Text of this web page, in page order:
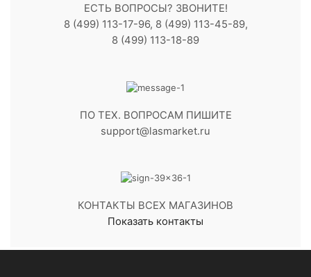
ЕСТЬ ВОПРОСЫ? ЗВОНИТЕ!
8 (499) 113-17-96, 8 (499) 113-45-89,
8 (499) 113-18-89
ПО ТЕХ. ВОПРОСАМ ПИШИТЕ
support@lasmarket.ru
КОНТАКТЫ ВСЕХ МАГАЗИНОВ
Показать контакты